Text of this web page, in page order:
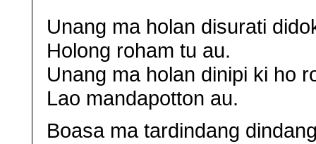
Unang ma holan disurati
Holong roham tu au.
Unang ma holan dinipi ki ho
Lao mandapotton au.
Boasa ma tardindang